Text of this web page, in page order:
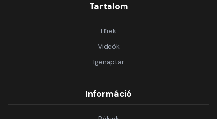
Tartalom
Hírek
Videók
Igenaptár
Információ